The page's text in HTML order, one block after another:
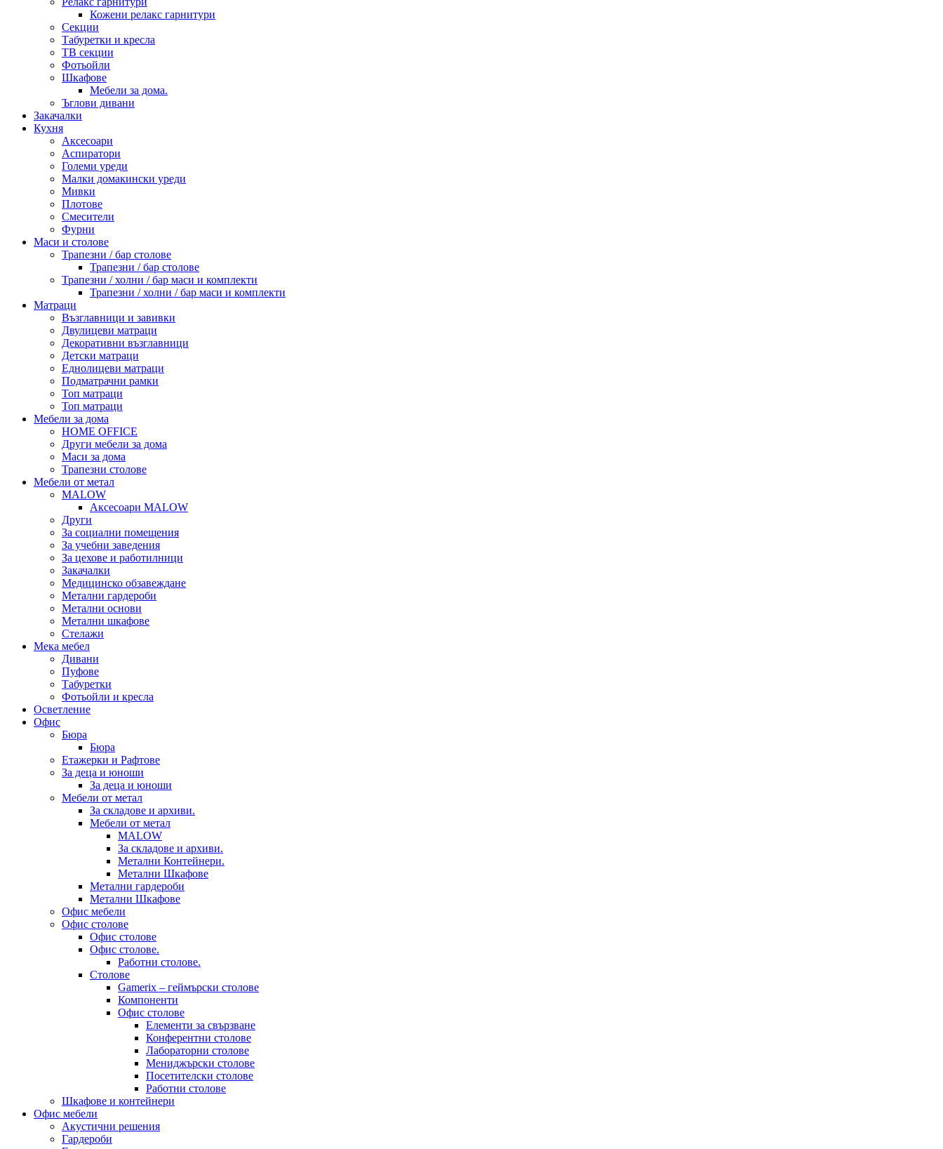
Кожени релакс гарнитури
Секции
Табуретки и кресла
ТВ секции
Фотьойли
Шкафове
Мебели за дома.
Ъглови дивани
Закачалки
Кухня
Аксесоари
Аспиратори
Големи уреди
Малки домакински уреди
Мивки
Плотове
Смесители
Фурни
Маси и столове
Трапезни / бар столове
Трапезни / бар столове
Трапезни / холни / бар маси и комплекти
Трапезни / холни / бар маси и комплекти
Матраци
Възглавници и завивки
Двулицеви матраци
Декоративни възглавници
Детски матраци
Еднолицеви матраци
Подматрачни рамки
Топ матраци
Топ матраци
Мебели за дома
HOME OFFICE
Други мебели за дома
Маси за дома
Трапезни столове
Мебели от метал
MALOW
Аксесоари MALOW
Други
За социални помещения
За учебни заведения
За цехове и работилници
Закачалки
Медицинско обзавеждане
Метални гардероби
Метални основи
Метални шкафове
Стелажи
Мека мебел
Дивани
Пуфове
Табуретки
Фотьойли и кресла
Осветление
Офис
Бюра
Бюра
Етажерки и Рафтове
За деца и юноши
За деца и юноши
Мебели от метал
За складове и архиви.
Мебели от метал
MALOW
За складове и архиви.
Метални Контейнери.
Метални Шкафове
Метални гардероби
Метални Шкафове
Офис мебели
Офис столове
Офис столове
Офис столове.
Работни столове.
Столове
Gamerix – геймърски столове
Компоненти
Офис столове
Елементи за свързване
Конферентни столове
Лабораторни столове
Мениджърски столове
Посетителски столове
Работни столове
Шкафове и контейнери
Офис мебели
Акустични решения
Гардероби